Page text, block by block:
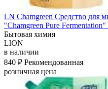
LN Chamgreen Средство для
"Chamgreen Pure Fermentation"
Бытовая химия
LION
в наличии
840 ₽ Рекомендованная
розничная цена